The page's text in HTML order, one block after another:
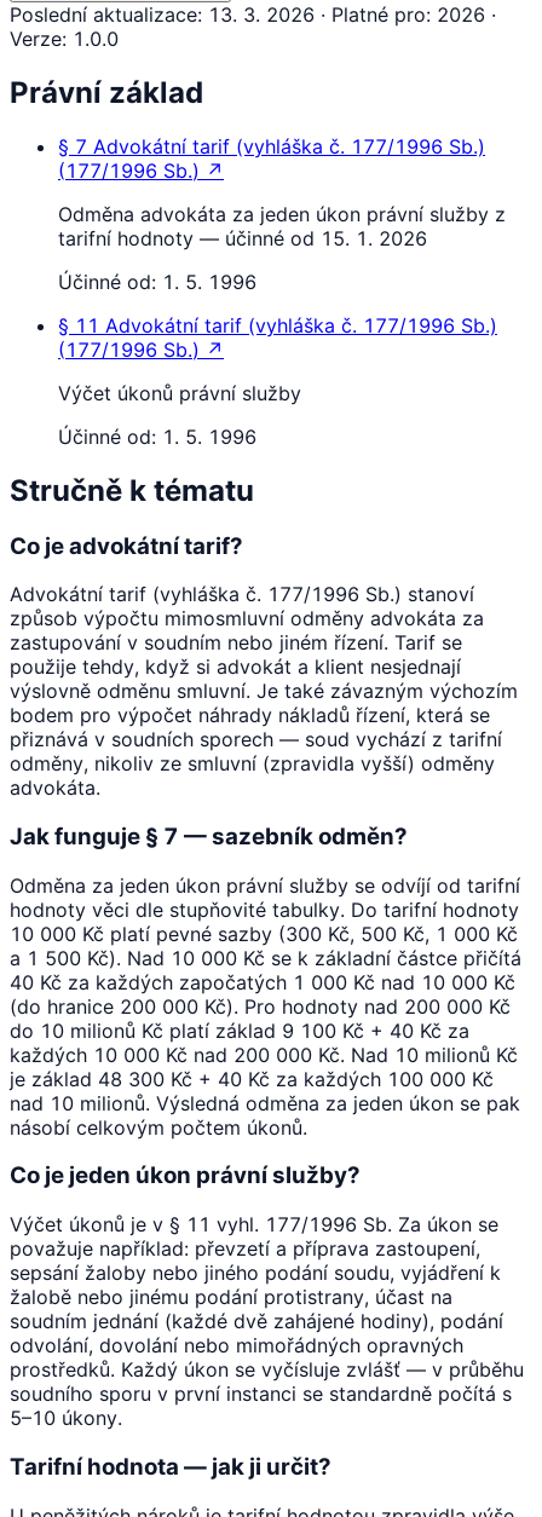
Poslední aktualizace: 13. 3. 2026 · Platné pro: 2026 ·
Verze: 1.0.0
Právní základ
§ 7 Advokátní tarif (vyhláška č. 177/1996 Sb.)
(177/1996 Sb.) ↗
Odměna advokáta za jeden úkon právní služby z
tarifní hodnoty — účinné od 15. 1. 2026
Účinné od: 1. 5. 1996
§ 11 Advokátní tarif (vyhláška č. 177/1996 Sb.)
(177/1996 Sb.) ↗
Výčet úkonů právní služby
Účinné od: 1. 5. 1996
Stručně k tématu
Co je advokátní tarif?
Advokátní tarif (vyhláška č. 177/1996 Sb.) stanoví
způsob výpočtu mimosmluvní odměny advokáta za
zastupování v soudním nebo jiném řízení. Tarif se
použije tehdy, když si advokát a klient nesjednají
výslovně odměnu smluvní. Je také závazným výchozím
bodem pro výpočet náhrady nákladů řízení, která se
přiznává v soudních sporech — soud vychází z tarifní
odměny, nikoliv ze smluvní (zpravidla vyšší) odměny
advokáta.
Jak funguje § 7 — sazebník odměn?
Odměna za jeden úkon právní služby se odvíjí od tarifní
hodnoty věci dle stupňovité tabulky. Do tarifní hodnoty
10 000 Kč platí pevné sazby (300 Kč, 500 Kč, 1 000 Kč
a 1 500 Kč). Nad 10 000 Kč se k základní částce přičítá
40 Kč za každých započatých 1 000 Kč nad 10 000 Kč
(do hranice 200 000 Kč). Pro hodnoty nad 200 000 Kč
do 10 milionů Kč platí základ 9 100 Kč + 40 Kč za
každých 10 000 Kč nad 200 000 Kč. Nad 10 milionů Kč
je základ 48 300 Kč + 40 Kč za každých 100 000 Kč
nad 10 milionů. Výsledná odměna za jeden úkon se pak
násobí celkovým počtem úkonů.
Co je jeden úkon právní služby?
Výčet úkonů je v § 11 vyhl. 177/1996 Sb. Za úkon se
považuje například: převzetí a příprava zastoupení,
sepsání žaloby nebo jiného podání soudu, vyjádření k
žalobě nebo jinému podání protistrany, účast na
soudním jednání (každé dvě zahájené hodiny), podání
odvolání, dovolání nebo mimořádných opravných
prostředků. Každý úkon se vyčísluje zvlášť — v průběhu
soudního sporu v první instanci se standardně počítá s
5–10 úkony.
Tarifní hodnota — jak ji určit?